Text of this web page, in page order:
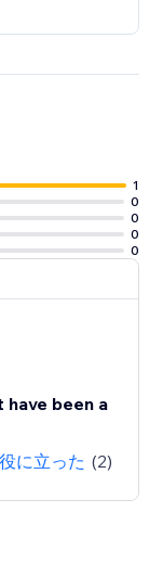
1
0
0
0
0
have been a
役に立った (2)